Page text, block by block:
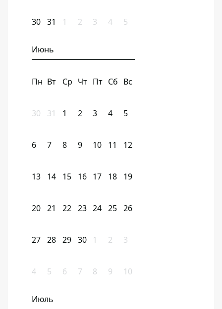
30 31 1 2 3 4 5
Июнь
Пн Вт Ср Чт Пт Сб Вс
30 31 1 2 3 4 5
6 7 8 9 10 11 12
13 14 15 16 17 18 19
20 21 22 23 24 25 26
27 28 29 30 1 2 3
4 5 6 7 8 9 10
Июль